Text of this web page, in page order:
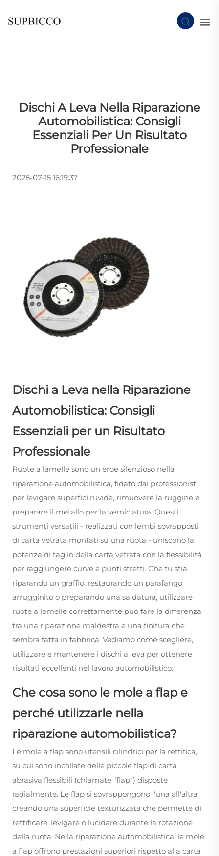
Dischi A Leva Nella Riparazione
Automobilistica: Consigli
Essenziali Per Un Risultato
Professionale
2025-07-15 16:19:37
Dischi a Leva nella Riparazione
Automobilistica: Consigli
Essenziali per un Risultato
Professionale
Ruote a lamelle sono un eroe silenzioso nella
riparazione automobilistica, fidato dai professionisti
per levigare superfici ruvide, rimuovere la ruggine e
preparare il metallo per la verniciatura. Questi
strumenti versatili - realizzati con lembi sovrapposti
di carta vetrata montati su una ruota - uniscono la
potenza di taglio della carta vetrata con la flessibilità
per raggiungere curve e punti stretti. Che tu stia
riparando un graffio, restaurando un parafango
arrugginito o preparando una saldatura, utilizzare
ruote a lamelle correttamente può fare la differenza
tra una riparazione maldestra e una finitura che
sembra fatta in fabbrica. Vediamo come scegliere,
utilizzare e mantenere i dischi a leva per ottenere
risultati eccellenti nel lavoro automobilistico.
Che cosa sono le mole a flap e
perché utilizzarle nella
riparazione automobilistica?
Le mole a flap sono utensili cilindrici per la rettifica,
su cui sono incollate delle piccole flap di carta
abrasiva flessibili (chiamate "flap") disposte
radialmente. Le flap si sovrappongono l'una all'altra
creando una superficie texturizzata che permette di
rettificare, levigare o lucidare durante la rotazione
della ruota. Nella riparazione automobilistica, le mole
a flap offrono prestazioni superiori rispetto alla carta